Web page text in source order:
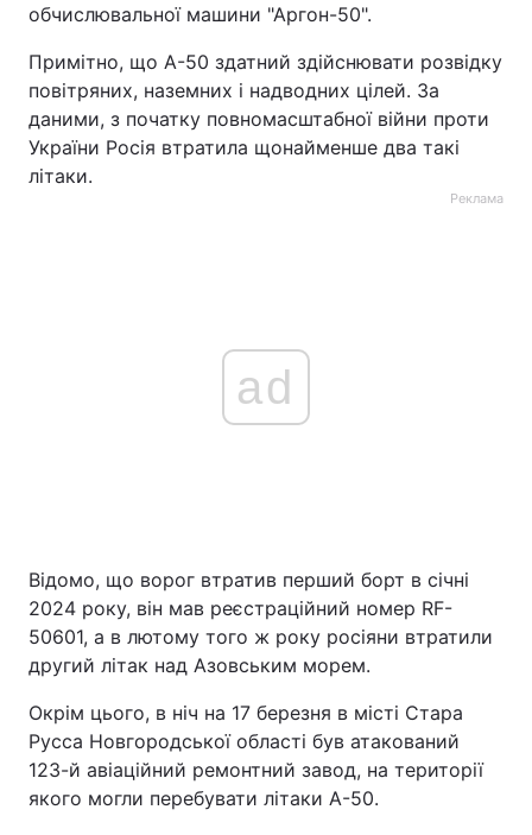
обчислювальної машини "Аргон-50".
Примітно, що А-50 здатний здійснювати розвідку
повітряних, наземних і надводних цілей. За
даними, з початку повномасштабної війни проти
України Росія втратила щонайменше два такі
літаки.
Реклама
ad
Відомо, що ворог втратив перший борт в січні
2024 року, він мав реєстраційний номер RF-
50601, а в лютому того ж року росіяни втратили
другий літак над Азовським морем.
Окрім цього, в ніч на 17 березня в місті Стара
Русса Новгородської області був атакований
123-й авіаційний ремонтний завод, на території
якого могли перебувати літаки А-50.